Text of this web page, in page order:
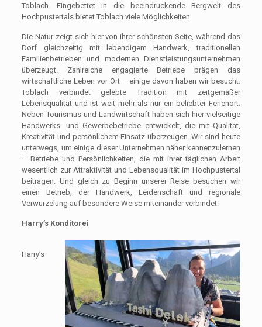
Toblach. Eingebettet in die beeindruckende Bergwelt des
Hochpustertals bietet Toblach viele Möglichkeiten.
Die Natur zeigt sich hier von ihrer schönsten Seite, während das
Dorf gleichzeitig mit lebendigem Handwerk, traditionellen
Familienbetrieben und modernen Dienstleistungsunternehmen
überzeugt. Zahlreiche engagierte Betriebe prägen das
wirtschaftliche Leben vor Ort – einige davon haben wir besucht.
Toblach verbindet gelebte Tradition mit zeitgemäßer
Lebensqualität und ist weit mehr als nur ein beliebter Ferienort.
Neben Tourismus und Landwirtschaft haben sich hier vielseitige
Handwerks- und Gewerbebetriebe entwickelt, die mit Qualität,
Kreativität und persönlichem Einsatz überzeugen. Wir sind heute
unterwegs, um einige dieser Unternehmen näher kennenzulernen
– Betriebe und Persönlichkeiten, die mit ihrer täglichen Arbeit
wesentlich zur Attraktivität und Lebensqualität im Hochpustertal
beitragen. Und gleich zu Beginn unserer Reise besuchen wir
einen Betrieb, der Handwerk, Leidenschaft und regionale
Verwurzelung auf besondere Weise miteinander verbindet.
Harry’s Konditorei
Harry’s